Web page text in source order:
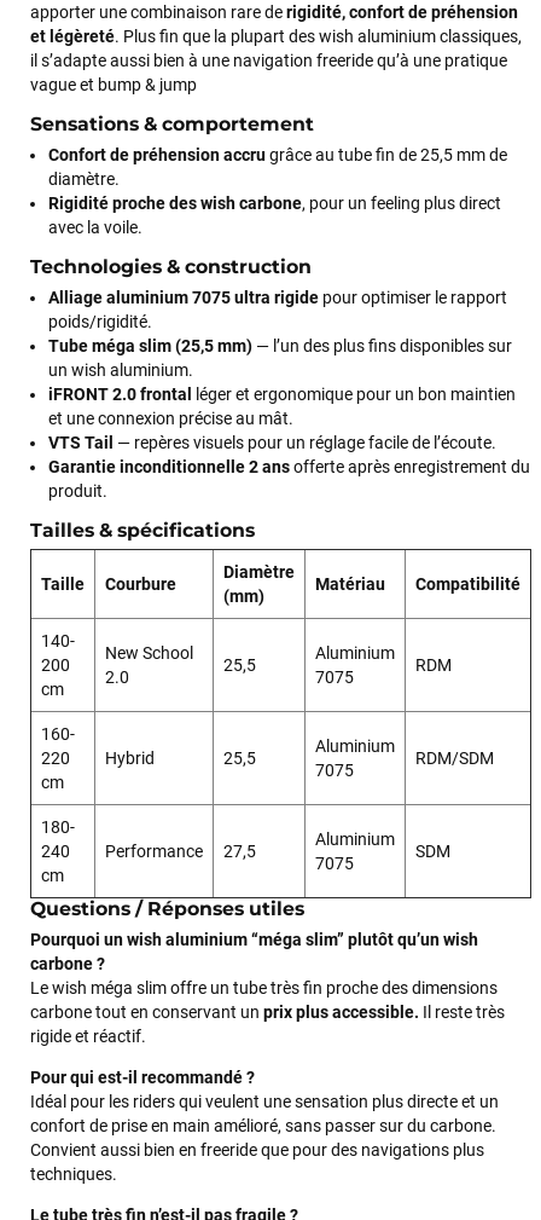
apporter une combinaison rare derigidité, confort de préhension
et légèreté. Plus fin que la plupart des wish aluminium classiques,
il s’adapte aussi bien à une navigation freeride qu’à une pratique
vague et bump & jump
Sensations & comportement
Confort de préhension accrugrâce au tube fin de 25,5 mm de
diamètre.
Rigidité proche des wish carbone, pour un feeling plus direct
avec la voile.
Technologies & construction
Alliage aluminium 7075 ultra rigide pour optimiser le rapport
poids/rigidité.
Tube méga slim (25,5 mm) — l’un des plus fins disponibles sur
un wish aluminium.
iFRONT 2.0 frontal
léger et ergonomique pour un bon maintien
et une connexion précise au mât.
VTS Tail — repères visuels pour un réglage facile de l’écoute.
Garantie inconditionnelle 2 ansofferte après enregistrement du
produit.
Tailles & spécifications
Taille Courbure
Diamètre
(mm)
Matériau Compatibilité
140-
200
cm
New School
2.0
25,5
Aluminium
7075
RDM
160-
220
cm
Hybrid 25,5
Aluminium
7075
RDM/SDM
180-
240
cm
Performance 27,5
Aluminium
7075
SDM
Questions / Réponses utiles
Pourquoi un wish aluminium “méga slim” plutôt qu’un wish
carbone ?
Le wish méga slim offre un tube très fin proche des dimensions
carbone tout en conservant un prix plus accessible. Il reste très
rigide et réactif.
Pour qui est-il recommandé ?
Idéal pour les riders qui veulent une sensation plus directe et un
confort de prise en main amélioré, sans passer sur du carbone.
Convient aussi bien en freeride que pour des navigations plus
techniques.
Le tube très fin n’est-il pas fragile ?
François
J’ai commandé un pack via leur site internet. À peine la
commande validée, le magasin m’a appelé pour confirmer
avec moi les caractéristiques des équipements, me conseiller
sur le matériel à choisir, et m’a même offert du matériel en
plus. Niveau réactivité, c’est au top : la commande est partie
le lendemain, et j’ai bien reçu tout le matériel dans un colis
recommande vivement ce magasin pour son
professionnalisme et sa réactivité.
Sébastien BACHELIER